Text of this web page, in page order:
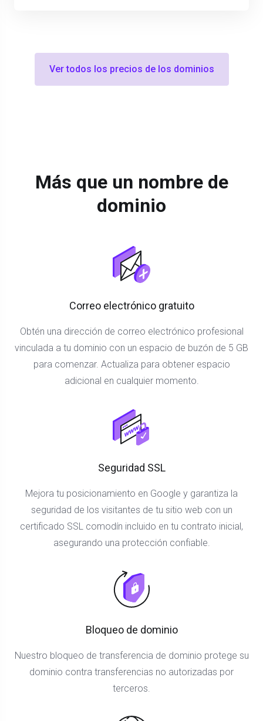
Ver todos los precios de los dominios
Más que un nombre de
dominio
Correo electrónico gratuito
Obtén una dirección de correo electrónico profesional
vinculada a tu dominio con un espacio de buzón de 5 GB
para comenzar. Actualiza para obtener espacio
adicional en cualquier momento.
Seguridad SSL
Mejora tu posicionamiento en Google y garantiza la
seguridad de los visitantes de tu sitio web con un
certificado SSL comodín incluido en tu contrato inicial,
asegurando una protección confiable.
Bloqueo de dominio
Nuestro bloqueo de transferencia de dominio protege su
dominio contra transferencias no autorizadas por
terceros.